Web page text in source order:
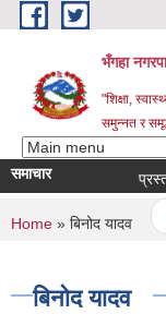
Skip to main content
भँगहा
"शिक्षा,
समुन्नत र
समाचार
«
You are
Home » बिनोद यादव
बिनोद यादव